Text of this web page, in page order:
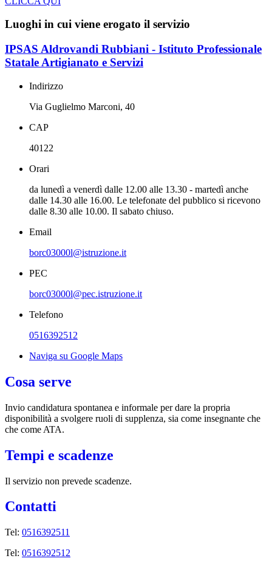
Luoghi in cui viene erogato il servizio
IPSAS Aldrovandi Rubbiani - Istituto Professionale
Statale Artigianato e Servizi
Indirizzo
Via Guglielmo Marconi, 40
CAP
40122
Orari
da lunedì a venerdì dalle 12.00 alle 13.30 - martedì anche
dalle 14.30 alle 16.00. Le telefonate del pubblico si ricevono
dalle 8.30 alle 10.00. Il sabato chiuso.
Email
borc03000l@istruzione.it
PEC
borc03000l@pec.istruzione.it
Telefono
0516392512
Naviga su Google Maps
Cosa serve
Invio candidatura spontanea e informale per dare la propria
disponibilità a svolgere ruoli di supplenza, sia come insegnante che
che come ATA.
Tempi e scadenze
Il servizio non prevede scadenze.
Contatti
Tel: 0516392511
Tel: 0516392512